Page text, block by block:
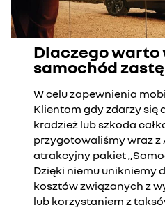
Dlaczego
samochód
W celu zapewnienia
Klientom gdy zdarzy się
kradzież lub szkoda
przygotowaliśmy wraz z
atrakcyjny pakiet
Dzięki niemu unikniemy
kosztów związanych z
lub korzystaniem z